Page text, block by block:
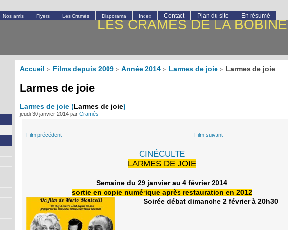
LES CRAMÉS DE LA BOBINE
Accueil > Films depuis 2009 > Année 2014 > Larmes de joie > Larmes de joie
Larmes de joie
Larmes de joie (Larmes de joie)
jeudi 30 janvier 2014 par Cramés
Film précédent Film suivant
CINÉCULTE
LARMES DE JOIE
Semaine du 29 janvier au 4 février 2014
sortie en copie numérique après restauration en 2012
Soirée débat dimanche 2 février à 20h30
Nos amis Flyers Les Cramés Diaporama Index Contact Plan du site En résumé